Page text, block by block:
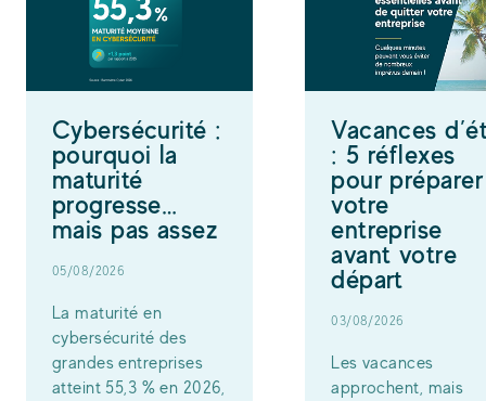
Cybersécurité :
pourquoi la
maturité
progresse…
mais pas assez
05/08/2026
La maturité en
cybersécurité des
grandes entreprises
atteint 55,3 % en 2026,
Vacances
: 5 réflexes
pour préparer
votre
entreprise
avant votre
départ
03/08/2026
Les vacances
approchent, mais